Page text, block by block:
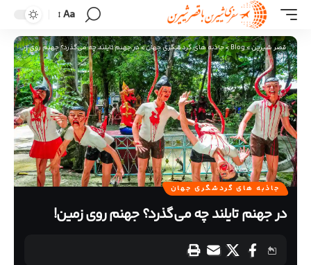
Aa
قصر شیرین>
Blog
>جاذبه های گردشگری جهان>در جهنم تایلند چه می‌گذرد؟ جهنم روی زمین!
جاذبه های گردشگری جهان
در جهنم تایلند چه می‌گذرد؟ جهنم روی زمین!